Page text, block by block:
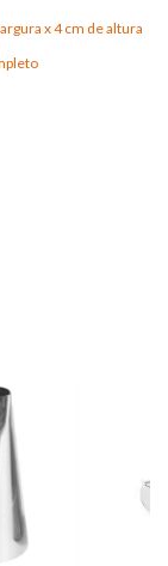
x 4 cm de altura